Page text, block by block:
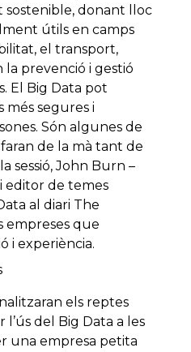
donant lloc
útils en camps
el transport,
la prevenció i gestió
El Big Data pot
més segures i
Són algunes de
de la mà tant de
sessió, John Burn –
editor de temes
al diari The
empreses que
i experiència.
els reptes
del Big Data a les
una empresa petita